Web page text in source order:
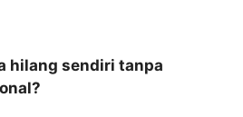
hilang sendiri tanpa